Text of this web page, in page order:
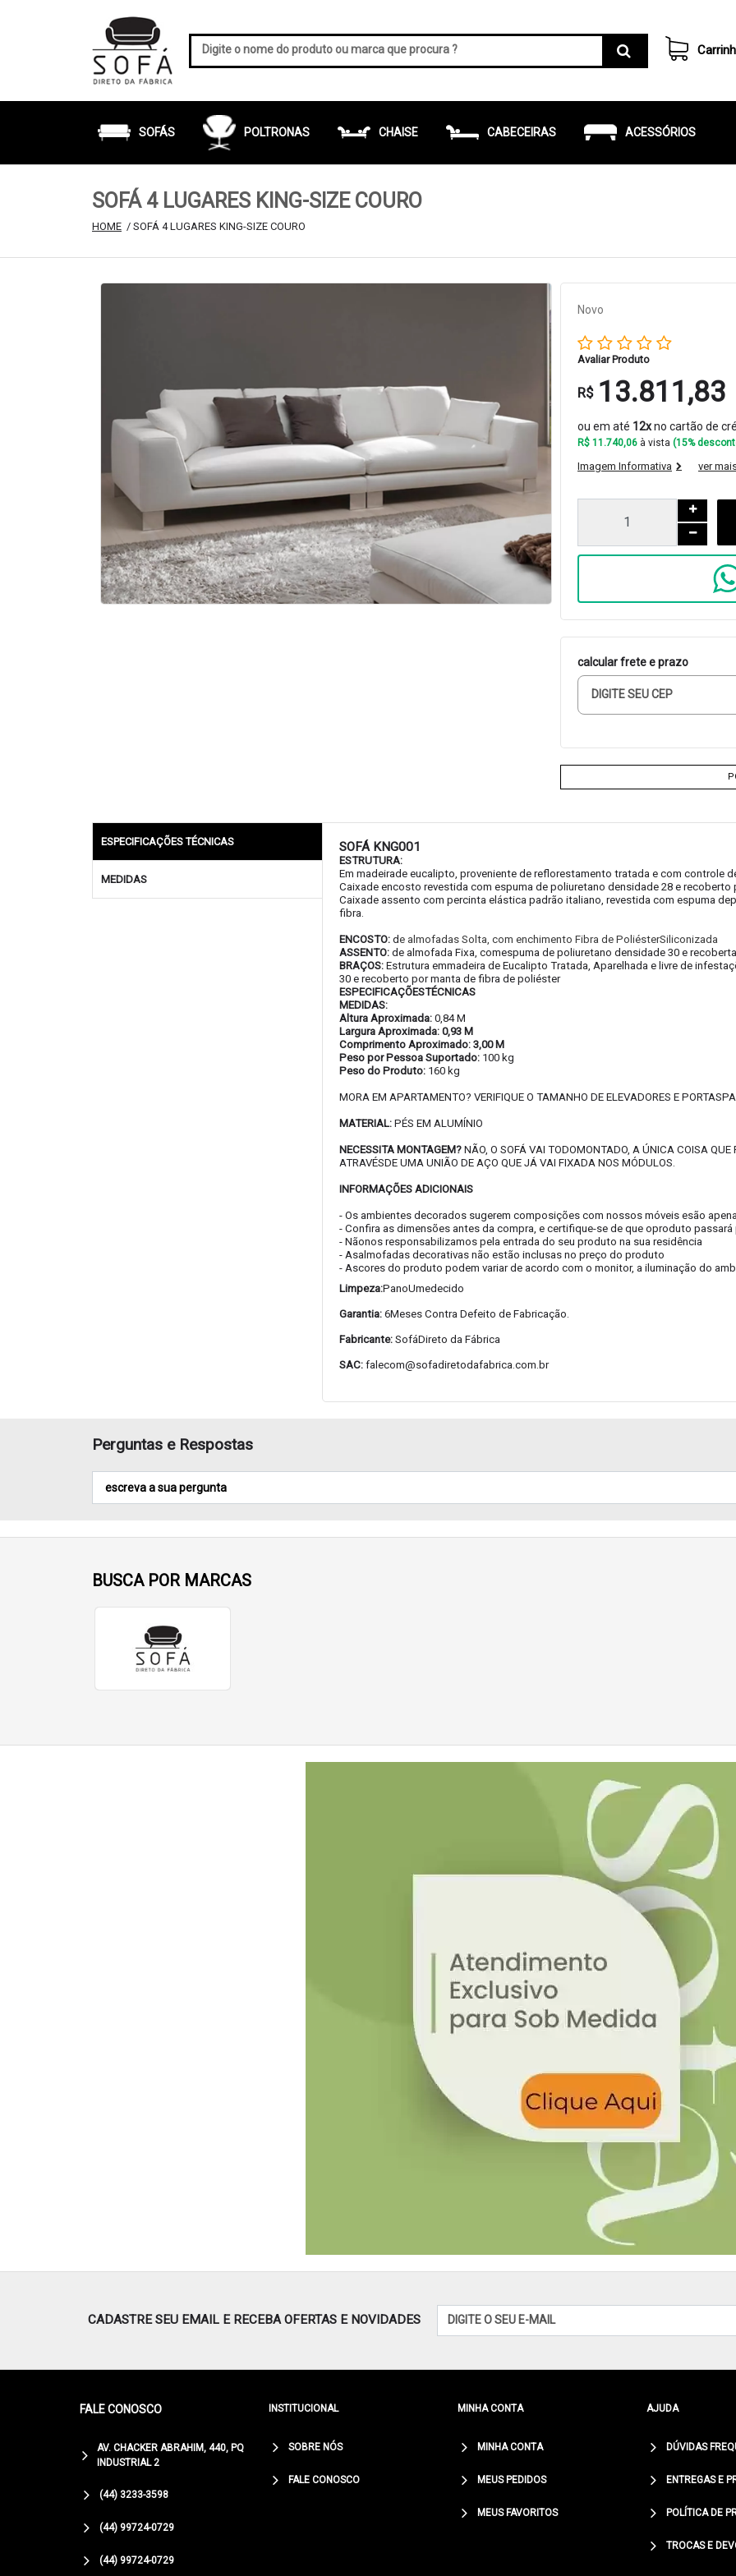
SOFÁS POLTRONAS CHAISE CABECEIRAS ACESSÓRIOS
SOFÁ 4 LUGARES KING-SIZE COURO
HOME / SOFÁ 4 LUGARES KING-SIZE COURO
Novo
Avaliar Produto
R$ 13.811,83
ou em até 12xno cartão de
R$ 11.740,06 à vista (15%
Imagem Informativa ver
calcular frete e prazo
ESPECIFICAÇÕES TÉCNICAS
MEDIDAS
SOFÁ KNG001
ESTRUTURA:
Em madeirade eucalipto, proveniente de reflorestamento tratada e com controle
Caixade encosto revestida com espuma de poliuretano densidade 28 e recoberto
Caixade assento com percinta elástica padrão italiano, revestida com espuma
fibra.
ENCOSTO: de almofadas Solta, com enchimento Fibra de PoliésterSiliconizada
ASSENTO: de almofada Fixa, comespuma de poliuretano densidade 30 e
BRAÇOS: Estrutura emmadeira de Eucalipto Tratada, Aparelhada e livre de
30 e recoberto por manta de fibra de poliéster
ESPECIFICAÇÕESTÉCNICAS
MEDIDAS:
Altura Aproximada: 0,84 M
Largura Aproximada: 0,93 M
Comprimento Aproximado: 3,00 M
Peso por Pessoa Suportado: 100 kg
Peso do Produto: 160 kg
MORA EM APARTAMENTO? VERIFIQUE O TAMANHO DE ELEVADORES E
MATERIAL: PÉS EM ALUMÍNIO
NECESSITA MONTAGEM? NÃO, O SOFÁ VAI TODOMONTADO, A ÚNICA COISA
ATRAVÉSDE UMA UNIÃO DE AÇO QUE JÁ VAI FIXADA NOS MÓDULOS.
INFORMAÇÕES ADICIONAIS
- Os ambientes decorados sugerem composições com nossos móveis esão
- Confira as dimensões antes da compra, e certifique-se de que oproduto
- Nãonos responsabilizamos pela entrada do seu produto na sua residência
- Asalmofadas decorativas não estão inclusas no preço do produto
- Ascores do produto podem variar de acordo com o monitor, a iluminação do
Limpeza:PanoUmedecido
Garantia: 6Meses Contra Defeito de Fabricação.
Fabricante: SofáDireto da Fábrica
SAC: falecom@sofadiretodafabrica.com.br
Perguntas e Respostas
BUSCA POR MARCAS
CADASTRE SEU EMAIL E RECEBA OFERTAS E NOVIDADES
FALE CONOSCO
AV. CHACKER ABRAHIM, 440, PQ
INDUSTRIAL 2
(44) 3233-3598
(44) 99724-0729
(44) 99724-0729
INSTITUCIONAL
SOBRE NÓS
FALE CONOSCO
MINHA CONTA
MINHA CONTA
MEUS PEDIDOS
MEUS FAVORITOS
AJUDA
DÚVIDAS
ENTREGAS E
POLÍTICA DE
TROCAS E